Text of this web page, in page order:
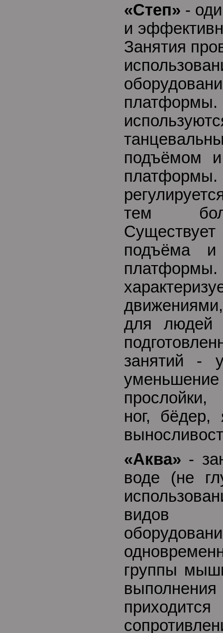
«Степ» -
и
Занятия
подъёмом
тем
подъёма
для людей
занятий -
ног, бёдер,
«Аква» -
воде (не
видов
группы